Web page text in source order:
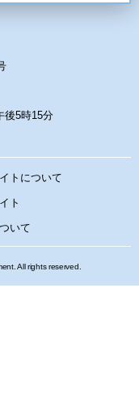
後5時15分
トについて
ト
いて
All rights reserved.